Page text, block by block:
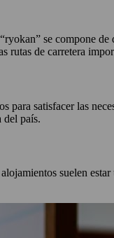
se compone
rutas de carretera
para satisfacer las
del país.
suelen